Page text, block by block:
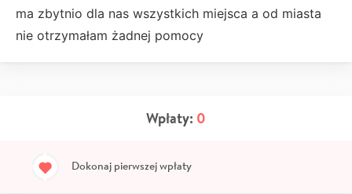
ma zbytnio dla nas wszystkich miejsca a od miasta
nie otrzymałam żadnej pomocy
Wpłaty: 0
Dokonaj pierwszej wpłaty